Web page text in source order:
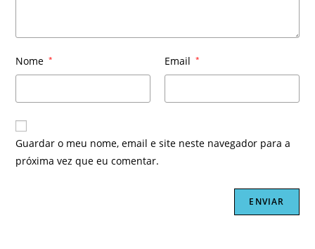
Nome * Email *
Guardar o meu nome, email e site neste navegador para a
próxima vez que eu comentar.